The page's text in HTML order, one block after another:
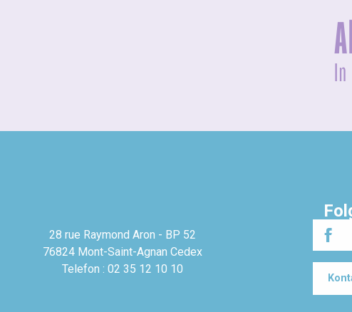
28 rue Raymond Aron - BP 52
76824 Mont-Saint-Agnan Cedex
Telefon : 02 35 12 10 10